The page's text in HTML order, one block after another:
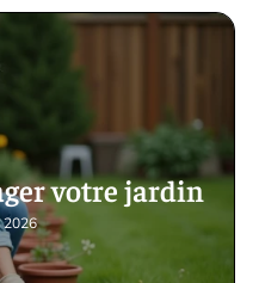
votre jardin
2026